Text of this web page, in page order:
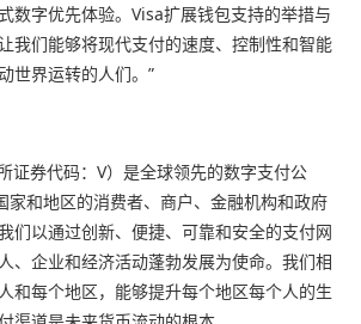
数字优先体验。Visa扩展钱包支持的举措与
我们能够将现代支付的速度、控制性和智能
世界运转的人们。”
证券代码：V）是全球领先的数字支付公
家和地区的消费者、商户、金融机构和政府
们以通过创新、便捷、可靠和安全的支付网
、企业和经济活动蓬勃发展为使命。我们相
和每个地区，能够提升每个地区每个人的生